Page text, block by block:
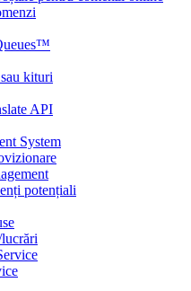
kituri
API
System
potențiali